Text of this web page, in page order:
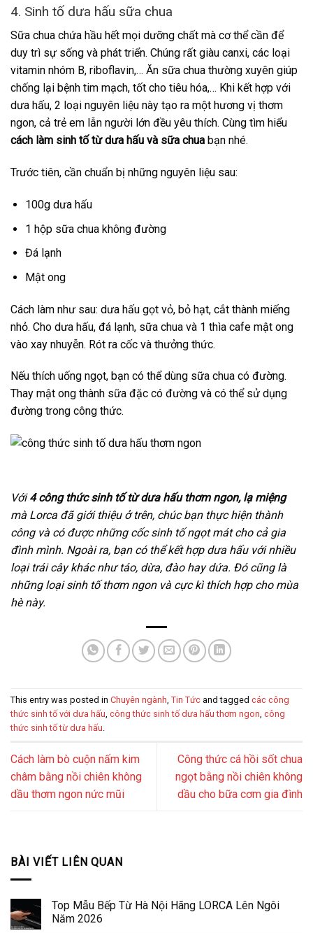
4. Sinh tố dưa hấu sữa chua
Sữa chua chứa hầu hết mọi dưỡng chất mà cơ thể cần để
duy trì sự sống và phát triển. Chúng rất giàu canxi, các loại
vitamin nhóm B, riboflavin,… Ăn sữa chua thường xuyên giúp
chống lại bệnh tim mạch, tốt cho tiêu hóa,… Khi kết hợp với
dưa hấu, 2 loại nguyên liệu này tạo ra một hương vị thơm
ngon, cả trẻ em lẫn người lớn đều yêu thích. Cùng tìm hiểu
cách làm sinh tố từ dưa hấu và sữa chua bạn nhé.
Trước tiên, cần chuẩn bị những nguyên liệu sau:
100g dưa hấu
1 hộp sữa chua không đường
Đá lạnh
Mật ong
Cách làm như sau: dưa hấu gọt vỏ, bỏ hạt, cắt thành miếng
nhỏ. Cho dưa hấu, đá lạnh, sữa chua và 1 thìa cafe mật ong
vào xay nhuyễn. Rót ra cốc và thưởng thức.
Nếu thích uống ngọt, bạn có thể dùng sữa chua có đường.
Thay mật ong thành sữa đặc có đường và có thể sử dụng
đường trong công thức.
Với4 công thức sinh tố từ dưa hấu thơm ngon, lạ miệng
mà Lorca đã giới thiệu ở trên, chúc bạn thực hiện thành
công và có được những cốc sinh tố ngọt mát cho cả gia
đình mình. Ngoài ra, bạn có thể kết hợp dưa hấu với nhiều
loại trái cây khác như táo, dừa, đào hay dứa. Đó cũng là
những loại sinh tố thơm ngon và cực kì thích hợp cho mùa
hè này.
This entry was posted in Chuyên ngành, Tin Tức and tagged các công
thức sinh tố với dưa hấu, công thức sinh tố dưa hấu thơm ngon, công
thức sinh tố từ dưa hấu.
Cách làm bò cuộn nấm kim
châm bằng nồi chiên không
dầu thơm ngon nức mũi
Công thức cá hồi sốt chua
ngọt bằng nồi chiên không
dầu cho bữa cơm gia đình
BÀI VIẾT LIÊN QUAN
Top Mẫu Bếp Từ Hà Nội Hãng LORCA Lên Ngôi
Năm 2026